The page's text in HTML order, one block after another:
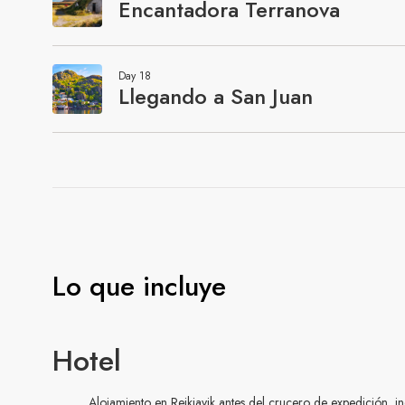
Lo que incluye
Hotel